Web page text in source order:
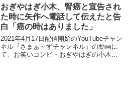
おぎやはぎ小木、腎癌と宣告され
た時に矢作へ電話して伝えたと告
白「癌の時はありました」
2021年4月17日配信開始のYouTubeチャン
ネル『さまぁ～ずチャンネル』の動画に
て、お笑いコンビ・おぎやはぎの小木博